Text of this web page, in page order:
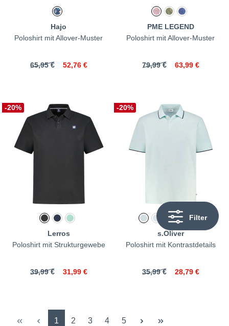
Filter
Hajo
Poloshirt mit Allover-Muster
65,95 € 52,76 €
PME LEGEND
Poloshirt mit Allover-Muster
79,99 € 63,99 €
-20%
Lerros
Poloshirt mit Strukturgewebe
39,99 € 31,99 €
-20%
s.Oliver
Poloshirt mit Kontrastdetails
35,99 € 28,79 €
Seite
1 Seite
2 Seite
3 Seite
4 Seite
5